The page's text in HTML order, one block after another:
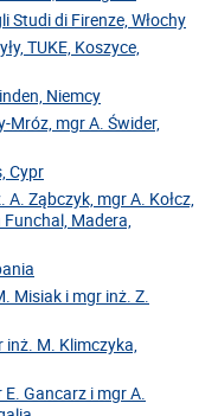
Studi di Firenze, Włochy
TUKE, Koszyce,
Niemcy
Mróz, mgr A. Świder,
Cypr
Ząbczyk, mgr A. Kołcz,
Madera,
Misiak i mgr inż. Z.
inż. M. Klimczyka,
Gancarz i mgr A.